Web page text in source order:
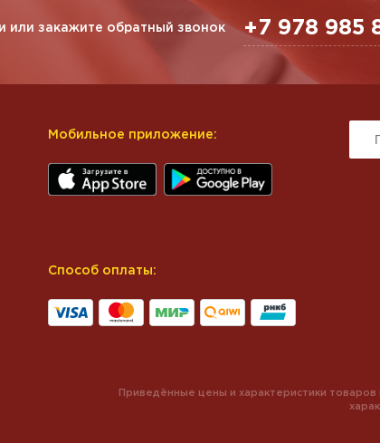
или закажите обратный звонок +7 978 985
Мобильное приложение:
Способ оплаты:
Приведённые цены и характеристики